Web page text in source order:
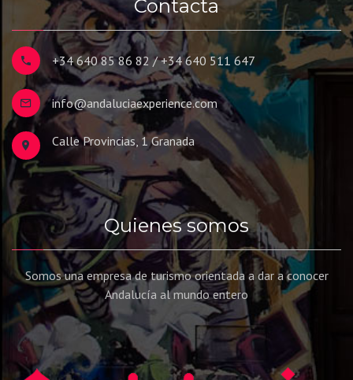
Contacta
+34 640 85 86 82 / +34 640 511 647
info@andaluciaexperience.com
Calle Provincias, 1 Granada
Quienes somos
Somos una empresa de turismo orientada a dar a conocer
Andalucía al mundo entero